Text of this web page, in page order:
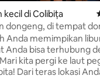
5, 63 ulasan
kecil di Colibița
dongeng, di tempat
Anda memimpikan
Anda bisa terhubung
kita pergi ke laut
Anda bisa